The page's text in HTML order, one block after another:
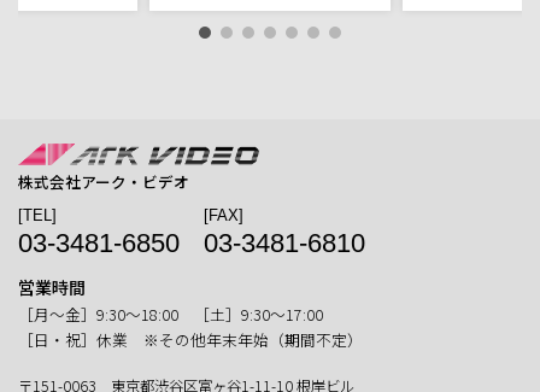
株式会社アーク・ビデオ
[TEL]
03-3481-6850
[FAX]
03-3481-6810
営業時間
［月〜金］9:30〜18:00 ［土］9:30〜17:00
［日・祝］休業 ※その他年末年始（期間不定）
〒151-0063 東京都渋谷区富ヶ谷1-11-10 根岸ビル